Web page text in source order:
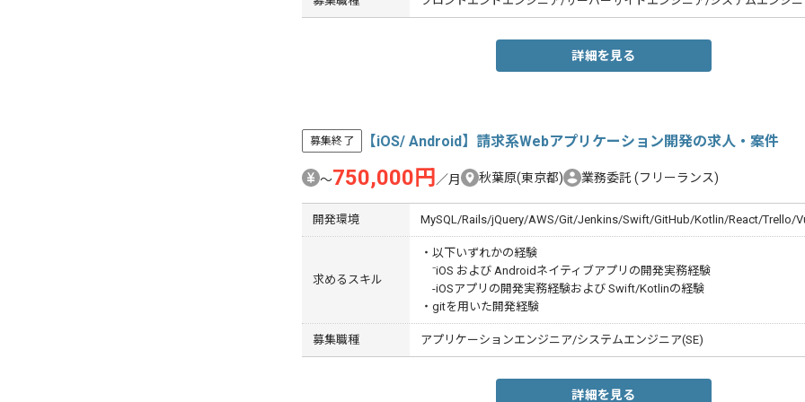
詳細を見る
募集終了 【iOS/ Android】請求系Webアプリケーション開発の求人・案件
〜750,000円 ／月 秋葉原(東京都) 業務委託 (フリーランス)
開発環境 MySQL/Rails/jQuery/AWS/Git/Jenkins/Swift/GitHub/Kotlin/React/Trello/
求めるスキル
・以下いずれかの経験
⁻iOS および Androidネイティブアプリの開発実務経験
-iOSアプリの開発実務経験および Swift/Kotlinの経験
・gitを用いた開発経験
募集職種 アプリケーションエンジニア/システムエンジニア(SE)
詳細を見る